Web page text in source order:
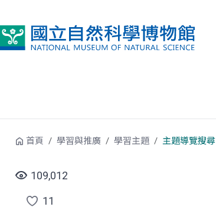
首頁 學習與推廣 學習主題 主題導覽搜尋
109,012
點
11